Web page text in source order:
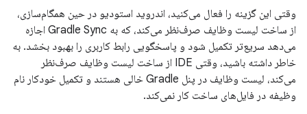
وقتی این گزینه را فعال می‌کنید، اندروید استودیو در حین همگام‌سازی،
از ساخت لیست وظایف صرف‌نظر می‌کند، که به Gradle Sync اجازه
می‌دهد سریع‌تر تکمیل شود و پاسخگویی رابط کاربری را بهبود بخشد. به
خاطر داشته باشید، وقتی IDE از ساخت لیست وظایف صرف‌نظر
می‌کند، لیست وظایف در پنل Gradle خالی هستند و تکمیل خودکار نام
وظیفه در فایل‌های ساخت کار نمی‌کند.